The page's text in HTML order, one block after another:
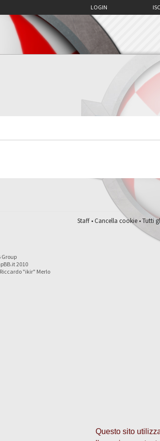
Questo sito
LOGIN
Staff•Cancella cookie• Tutti
2010
"ikir" Merlo